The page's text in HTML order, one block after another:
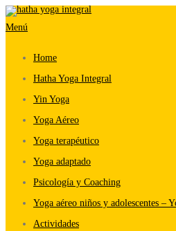
Saltar
al
Menú
Home
Hatha Yoga Integral
Yin Yoga
Yoga Aéreo
Yoga terapéutico
Yoga adaptado
Psicología y Coaching
Yoga aéreo niños y adolescentes –
Actividades